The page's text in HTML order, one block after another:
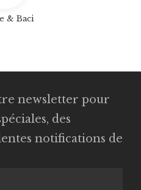
& Baci
newsletter pour
des
notifications de